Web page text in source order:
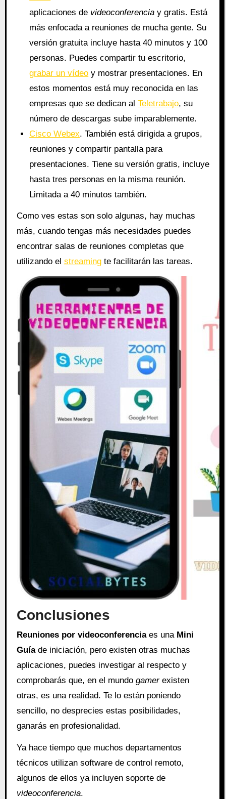
aplicaciones de videoconferencia y gratis. Está
más enfocada a reuniones de mucha gente. Su
versión gratuita incluye hasta 40 minutos y 100
personas. Puedes compartir tu escritorio,
grabar un vídeo y mostrar presentaciones. En
estos momentos está muy reconocida en las
empresas que se dedican alTeletrabajo, su
número de descargas sube imparablemente.
Cisco Webex. También está dirigida a grupos,
reuniones y compartir pantalla para
presentaciones. Tiene su versión gratis, incluye
hasta tres personas en la misma reunión.
Limitada a 40 minutos también.
Como ves estas son solo algunas, hay muchas
más, cuando tengas más necesidades puedes
encontrar salas de reuniones completas que
utilizando el streamingte facilitarán las tareas.
Conclusiones
Reuniones por videoconferenciaes una Mini
Guíade iniciación, pero existen otras muchas
aplicaciones, puedes investigar al respecto y
comprobarás que, en el mundo gamerexisten
otras, es una realidad. Te lo están poniendo
sencillo, no desprecies estas posibilidades,
ganarás en profesionalidad.
Ya hace tiempo que muchos departamentos
técnicos utilizan software de control remoto,
algunos de ellos ya incluyen soporte de
videoconferencia.